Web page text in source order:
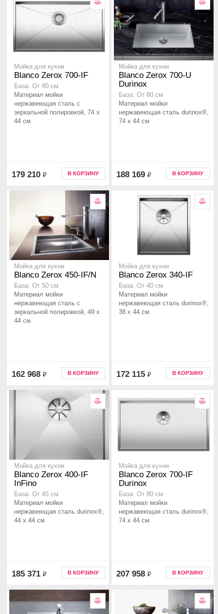
Мойка для кухни
Blanco Zerox 700-IF
База: От 80 см
Материал мойки
нержавеющая сталь с
зеркальной полировкой, 74 x
44 см
179 210 ₽ В КОРЗИНУ
Мойка для кухни
Blanco Zerox 700-U
Durinox
База: От 80 см
Материал мойки
нержавеющая сталь durinox®,
74 x 44 см
188 169 ₽ В КОРЗИНУ
Мойка для кухни
Blanco Zerox 450-IF/N
База: От 50 см
Материал мойки
нержавеющая сталь с
зеркальной полировкой, 49 x
44 см
162 968 ₽ В КОРЗИНУ
Мойка для кухни
Blanco Zerox 340-IF
База: От 40 см
Материал мойки
нержавеющая сталь durinox®,
38 x 44 см
172 115 ₽ В КОРЗИНУ
Мойка для кухни
Blanco Zerox 400-IF
InFino
База: От 45 см
Материал мойки
нержавеющая сталь durinox®,
44 x 44 см
185 371 ₽ В КОРЗИНУ
Мойка для кухни
Blanco Zerox 700-IF
Durinox
База: От 80 см
Материал мойки
нержавеющая сталь durinox®,
74 x 44 см
207 958 ₽ В КОРЗИНУ